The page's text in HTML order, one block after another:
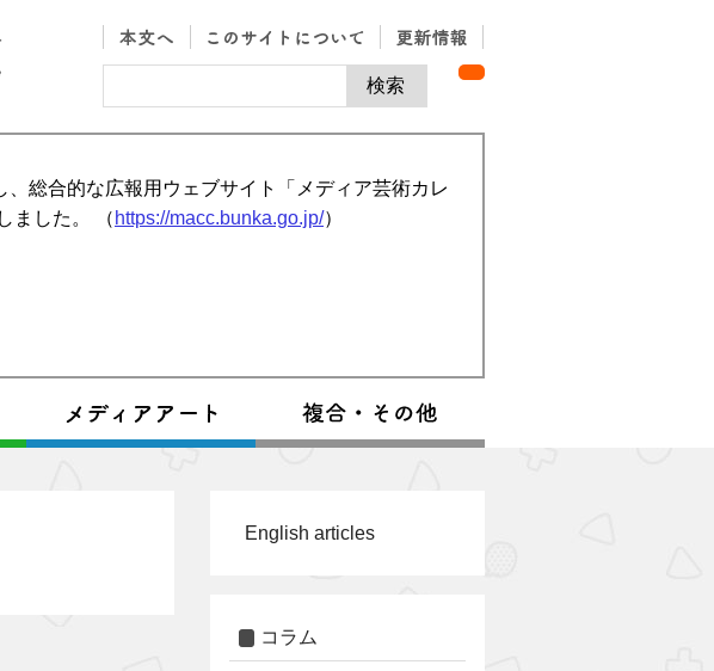
総合的な広報用ウェブサイト「メディア芸術カレ
ました。 （ https://macc.bunka.go.jp/）
English articles
コラム